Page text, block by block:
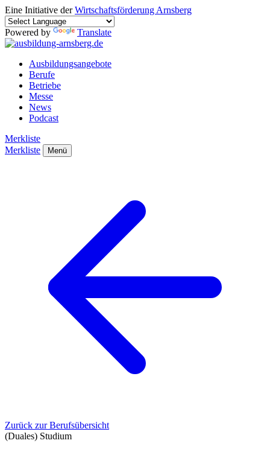
Eine Initiative derWirtschaftsförderung Arnsberg
Powered by Translate
Ausbildungsangebote
Berufe
Betriebe
Messe
News
Podcast
Merkliste
Merkliste
Menü
Zurück zur Berufsübersicht
(Duales) Studium